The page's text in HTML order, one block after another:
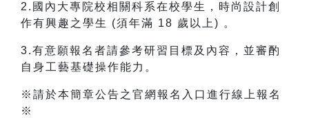
2.國內大專院校相關科系在校學生，時尚設計創
作有興趣之學生 (須年滿 18 歲以上) 。
3.有意願報名者請參考研習目標及內容，並審酌
自身工藝基礎操作能力。
※請於本簡章公告之官網報名入口進行線上報名
※